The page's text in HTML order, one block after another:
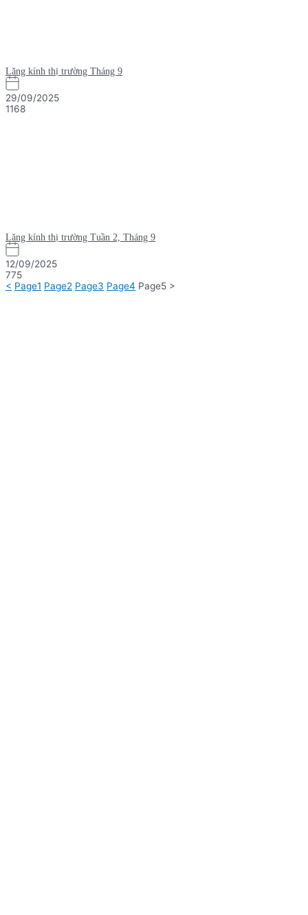
Lăng kính thị trường Tháng 9
29/09/2025
1168
Lăng kính thị trường Tuần 2, Tháng 9
12/09/2025
775
< Page1 Page2 Page3 Page4 Page5 >